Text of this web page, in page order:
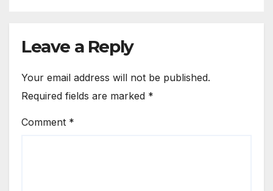
Leave a Reply
Your email address will not be published.
Required fields are marked *
Comment *